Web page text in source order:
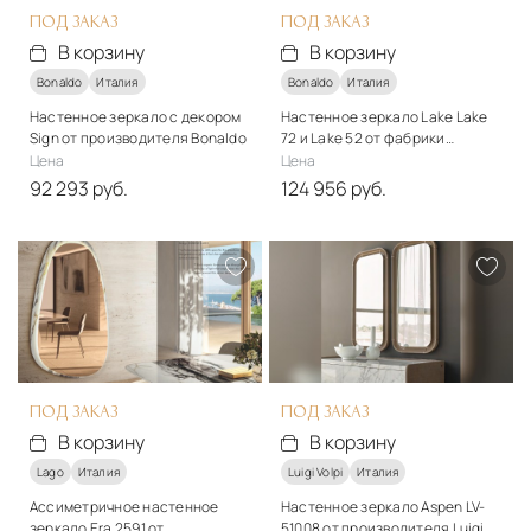
ПОД ЗАКАЗ
В корзину
Bonaldo Италия
Настенное зеркало с декором
Sign от производителя Bonaldo
Цена
92 293 руб.
Подробнее
В корзину
ПОД ЗАКАЗ
В корзину
Bonaldo Италия
Настенное зеркало Lake Lake
72 и Lake 52 от фабрики
Bonaldo
Цена
124 956 руб.
Металл, зеркало
В корзину
ПОД ЗАКАЗ
В корзину
Lago Италия
Ассиметричное настенное
ПОД ЗАКАЗ
В корзину
Luigi Volpi Италия
Настенное зеркало Aspen LV-